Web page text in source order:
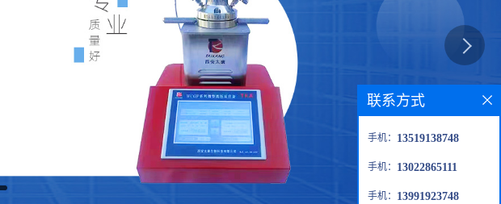
联系方式
手机： 13519138748
手机： 13022865111
手机： 13991923748